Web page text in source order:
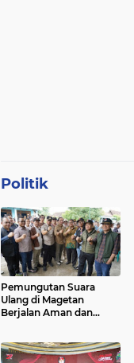
Politik
Pemungutan Suara
Ulang di Magetan
Berjalan Aman dan